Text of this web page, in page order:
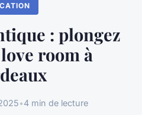
: plongez
room à
•4 min de lecture